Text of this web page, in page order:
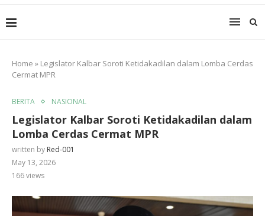
Home » Legislator Kalbar Soroti Ketidakadilan dalam Lomba Cerdas
Cermat MPR
BERITA NASIONAL
Legislator Kalbar Soroti Ketidakadilan dalam
Lomba Cerdas Cermat MPR
written by Red-001
May 13, 2026
166views